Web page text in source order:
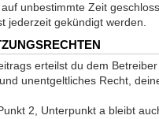
unbestimmte Zeit
jederzeit gekündigt werden.
erteilst du dem
unentgeltliches Recht,
2, Unterpunkt a bleibt